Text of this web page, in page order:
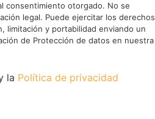
consentimiento otorgado. No se
legal. Puede ejercitar los derechos
limitación y portabilidad enviando un
de Protección de datos en nuestra
la Política de privacidad